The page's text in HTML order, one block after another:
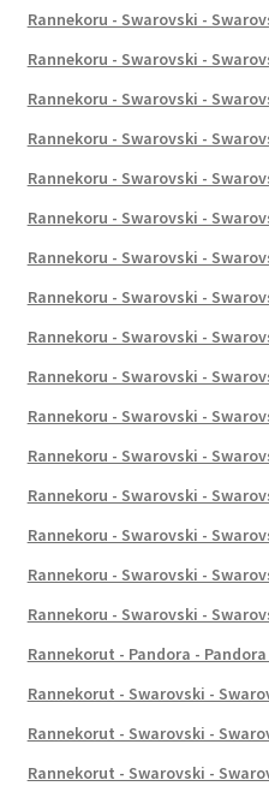
Rannekoru - Swarovski -
Rannekoru - Swarovski -
Rannekoru - Swarovski -
Rannekoru - Swarovski -
Rannekoru - Swarovski -
Rannekoru - Swarovski -
Rannekoru - Swarovski -
Rannekoru - Swarovski -
Rannekoru - Swarovski -
Rannekoru - Swarovski -
Rannekoru - Swarovski -
Rannekoru - Swarovski -
Rannekoru - Swarovski -
Rannekoru - Swarovski -
Rannekoru - Swarovski -
Rannekoru - Swarovski -
Rannekorut - Pandora -
Rannekorut - Swarovski -
Rannekorut - Swarovski -
Rannekorut - Swarovski -